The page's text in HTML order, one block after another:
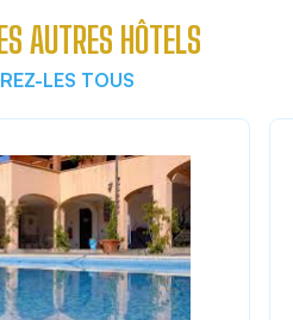
AUTRES HÔTELS
LES TOUS